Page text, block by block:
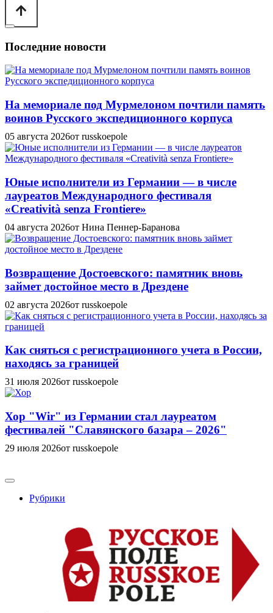
Последние новости
На мемориале под Мурмелоном почтили память
воинов Русского экспедиционного корпуса
05 августа 2026от russkoepole
Юные исполнители из Германии — в числе
лауреатов Международного фестиваля
«Creatività senza Frontiere»
04 августа 2026от Нина Пеннер-Баранова
Возвращение Достоевского: памятник вновь
займет достойное место в Дрездене
02 августа 2026от russkoepole
Как сняться с регистрационного учета в России,
находясь за границей
31 июля 2026от russkoepole
Хор "Wir" из Германии стал лауреатом
фестивалей "Славянского базара – 2026"
29 июля 2026от russkoepole
Рубрики